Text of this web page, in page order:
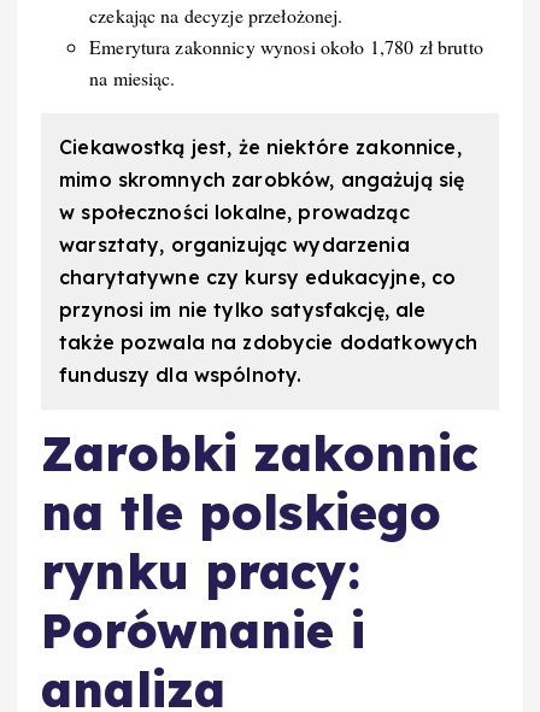
czekając na decyzje przełożonej.
Emerytura zakonnicy wynosi około 1,780 zł brutto
na miesiąc.
Ciekawostką jest, że niektóre zakonnice,
mimo skromnych zarobków, angażują się
w społeczności lokalne, prowadząc
warsztaty, organizując wydarzenia
charytatywne czy kursy edukacyjne, co
przynosi im nie tylko satysfakcję, ale
także pozwala na zdobycie dodatkowych
funduszy dla wspólnoty.
Zarobki zakonnic
na tle polskiego
rynku pracy:
Porównanie i
analiza